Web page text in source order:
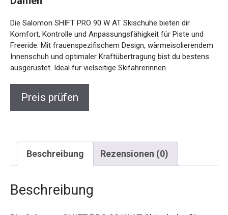
Komfort, Kontrolle und Anpassungsfähigkeit für Piste und
Freeride. Mit frauenspezifischem Design,
wärmeisolierendem Innenschuh und optimaler
Kraftübertragung bist du bestens ausgerüstet. Ideal für
vielseitige Skifahrerinnen.
Preis prüfen
Beschreibung Rezensionen (0)
Beschreibung